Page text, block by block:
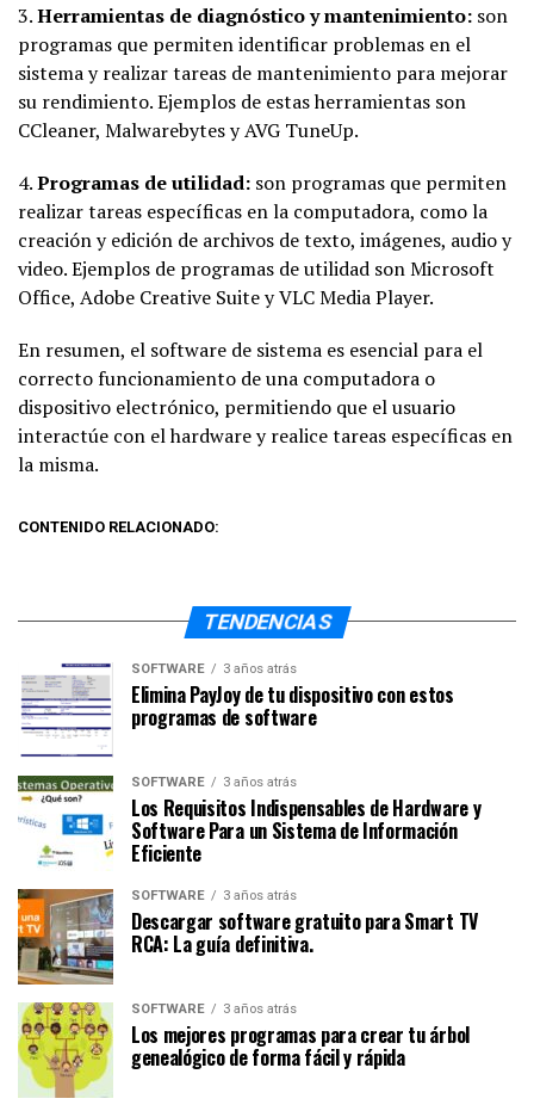
3.Herramientas de diagnóstico y mantenimiento: son
programas que permiten identificar problemas en el
sistema y realizar tareas de mantenimiento para mejorar
su rendimiento. Ejemplos de estas herramientas son
CCleaner, Malwarebytes y AVG TuneUp.
4.Programas de utilidad: son programas que permiten
realizar tareas específicas en la computadora, como la
creación y edición de archivos de texto, imágenes, audio y
video. Ejemplos de programas de utilidad son Microsoft
Office, Adobe Creative Suite y VLC Media Player.
En resumen, el software de sistema es esencial para el
correcto funcionamiento de una computadora o
dispositivo electrónico, permitiendo que el usuario
interactúe con el hardware y realice tareas específicas en
la misma.
CONTENIDO RELACIONADO:
TENDENCIAS
SOFTWARE 3 años atrás
Elimina PayJoy de tu dispositivo con estos
programas de software
SOFTWARE 3 años atrás
Los Requisitos Indispensables de Hardware y
Software Para un Sistema de Información
Eficiente
SOFTWARE 3 años atrás
Descargar software gratuito para Smart TV
RCA: La guía definitiva.
SOFTWARE 3 años atrás
Los mejores programas para crear tu árbol
genealógico de forma fácil y rápida